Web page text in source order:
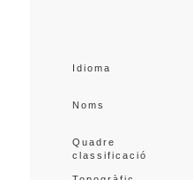
Idioma
Noms
Quadre
classificació